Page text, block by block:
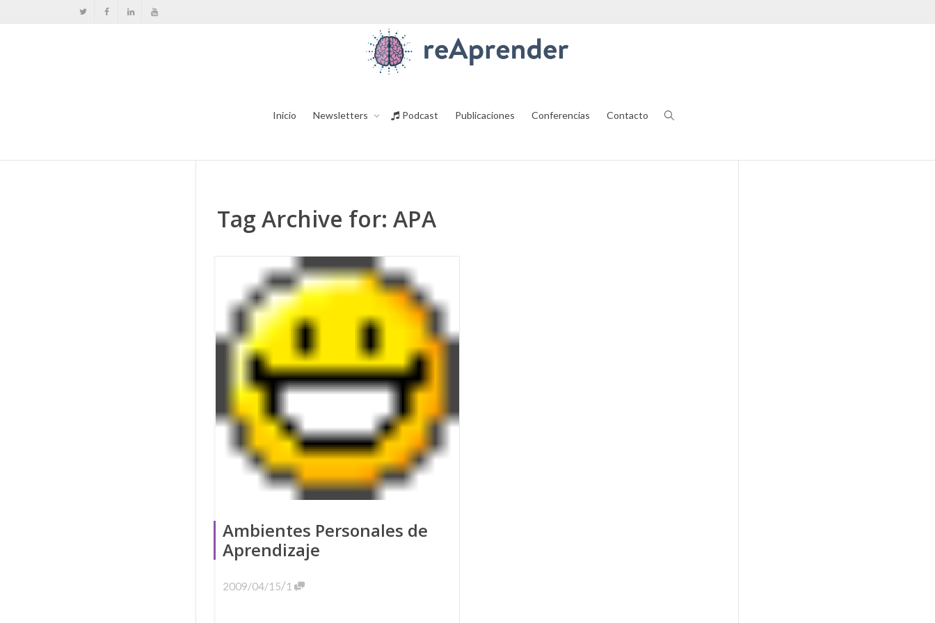
Inicio Newsletters Podcast Publicaciones Conferencias Contacto
Tag Archive for: APA
Ambientes Personales de
Aprendizaje
2009/04/15/1